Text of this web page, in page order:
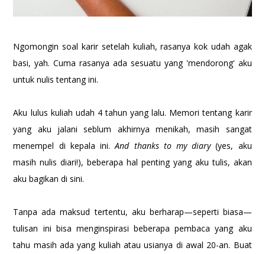
Ngomongin soal karir setelah kuliah, rasanya kok udah agak
basi, yah. Cuma rasanya ada sesuatu yang 'mendorong' aku
untuk nulis tentang ini.
Aku lulus kuliah udah 4 tahun yang lalu. Memori tentang karir
yang aku jalani seblum akhirnya menikah, masih sangat
menempel di kepala ini.And thanks to my diary(yes, aku
masih nulis diari!), beberapa hal penting yang aku tulis, akan
aku bagikan di sini.
Tanpa ada maksud tertentu, aku berharap—seperti biasa—
tulisan ini bisa menginspirasi beberapa pembaca yang aku
tahu masih ada yang kuliah atau usianya di awal 20-an. Buat